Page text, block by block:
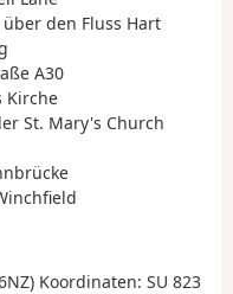
den Fluss Hart
A30
Kirche
St. Mary's Church
Koordinaten: SU 823